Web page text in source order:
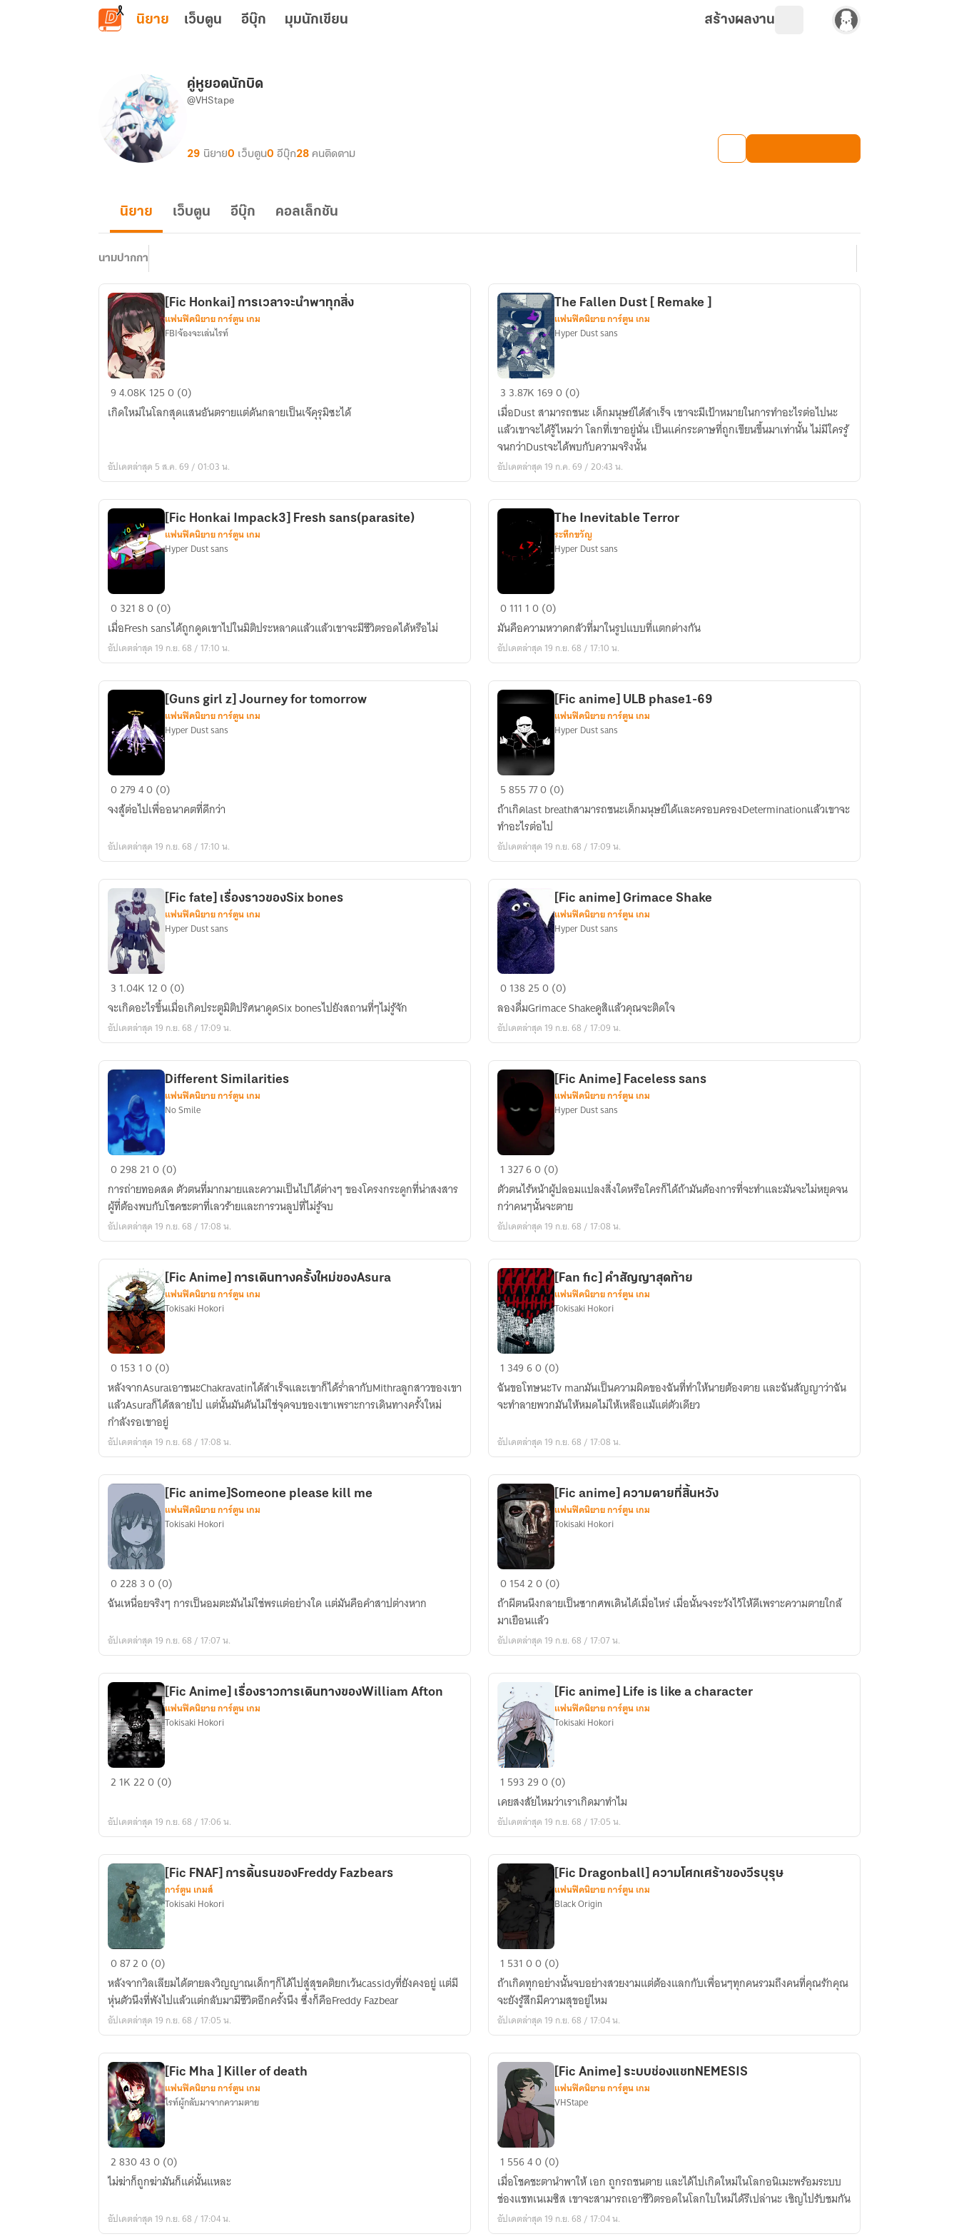
ข้ามไปยังเนื้อหาหลัก
นิยาย เว็บตูน อีบุ๊ก มุมนักเขียน สร้างผลงาน
คู่หูยอดนักบิด
@VHStape
29 นิยาย0 เว็บตูน0 อีบุ๊ก28 คนติดตาม
นิยาย เว็บตูน อีบุ๊ก คอลเล็กชัน
นามปากกา
[Fic
Honkai]
การ
นำพา
สิ่ง
[Fic Honkai] การเวลาจะนำพาทุกสิ่ง
แฟนฟิคนิยาย การ์ตูน เกม
FBIจ้องจะเล่นไรท์
94.08K 1250 (0)
เกิดใหม่ในโลกสุดแสนอันตรายแต่ดันกลายเป็นเจ๊คุรุมิซะได้
อัปเดตล่าสุด 5 ส.ค. 69 / 01:03 น.
The
Fallen
Dust
[
Remake
]
The Fallen Dust [ Remake ]
แฟนฟิคนิยาย การ์ตูน เกม
Hyper Dust sans
3 3.87K 1690 (0)
เมื่อDust สามารถชนะ เด็กมนุษย์ได้สำเร็จ เขาจะมีเป้าหมายในการทำอะไรต่อไปนะ
แล้วเขาจะได้รู้ไหมว่า โลกที่เขาอยู่นั่น เป็นแค่กระดาษที่ถูกเขียนขึ้นมาเท่านั้น ไม่มีใครรู้
จนกว่าDustจะได้พบกับความจริงนั้น
อัปเดตล่าสุด 19 ก.ค. 69 / 20:43 น.
[Fic
Honkai
Impack3]
Fresh
[Fic Honkai Impack3] Fresh sans(parasite)
แฟนฟิคนิยาย การ์ตูน เกม
Hyper Dust sans
032180 (0)
เมื่อFresh sansได้ถูกดูดเขาไปในมิติประหลาดแล้วแล้วเขาจะมีชีวิตรอดได้หรือไม่
อัปเดตล่าสุด 19 ก.ย. 68 / 17:10 น.
The
Inevitable
Terror
The Inevitable Terror
ระทึกขวัญ
Hyper Dust sans
0111 10 (0)
มันคือความหวาดกลัวที่มาในรูปแบบที่แตกต่างกัน
อัปเดตล่าสุด 19 ก.ย. 68 / 17:10 น.
[Guns
girl
z]
for
[Guns girl z] Journey for tomorrow
แฟนฟิคนิยาย การ์ตูน เกม
Hyper Dust sans
027940 (0)
จงสู้ต่อไปเพื่ออนาคตที่ดีกว่า
อัปเดตล่าสุด 19 ก.ย. 68 / 17:10 น.
[Fic
anime]
ULB
phase1-
69
[Fic anime] ULB phase1-69
แฟนฟิคนิยาย การ์ตูน เกม
Hyper Dust sans
5855770 (0)
ถ้าเกิดlast breathสามารถชนะเด็กมนุษย์ได้และครอบครองDeterminationแล้วเขาจะ
ทำอะไรต่อไป
อัปเดตล่าสุด 19 ก.ย. 68 / 17:09 น.
[Fic
fate]
เรื่อง
ราว
bones
[Fic fate] เรื่องราวของSix bones
แฟนฟิคนิยาย การ์ตูน เกม
Hyper Dust sans
3 1.04K 120 (0)
จะเกิดอะไรขึ้นเมื่อเกิดประตูมิติปริศนาดูดSix bonesไปยังสถานที่ๆไม่รู้จัก
อัปเดตล่าสุด 19 ก.ย. 68 / 17:09 น.
[Fic
anime]
Grimace
Shake
[Fic anime] Grimace Shake
แฟนฟิคนิยาย การ์ตูน เกม
Hyper Dust sans
0138250 (0)
ลองดื่มGrimace Shakeดูสิแล้วคุณจะติดใจ
อัปเดตล่าสุด 19 ก.ย. 68 / 17:09 น.
Different
Similarities
Different Similarities
แฟนฟิคนิยาย การ์ตูน เกม
No Smile
0298210 (0)
การถ่ายทอดสด ตัวตนที่มากมายและความเป็นไปได้ต่างๆ ของโครงกระดูกที่น่าสงสาร
ผู้ที่ต้องพบกับโชคชะตาที่เลวร้ายและการวนลูปที่ไม่รู้จบ
อัปเดตล่าสุด 19 ก.ย. 68 / 17:08 น.
[Fic
Anime]
Faceless
sans
[Fic Anime] Faceless sans
แฟนฟิคนิยาย การ์ตูน เกม
Hyper Dust sans
1 32760 (0)
ตัวตนไร้หน้าผู้ปลอมแปลงสิ่งใดหรือใครก็ได้ถ้ามันต้องการที่จะทำและมันจะไม่หยุดจน
กว่าคนๆนั้นจะตาย
อัปเดตล่าสุด 19 ก.ย. 68 / 17:08 น.
[Fic
Anime]
การ
เดิน
ทาง
ครั้ง
ของAsura
[Fic Anime] การเดินทางครั้งใหม่ของAsura
แฟนฟิคนิยาย การ์ตูน เกม
Tokisaki Hokori
0153 10 (0)
หลังจากAsuraเอาชนะChakravatinได้สำเร็จและเขาก็ได้ร่ำลากับMithraลูกสาวของเขา
แล้วAsuraก็ได้สลายไป แต่นั้นมันดันไม่ใช่จุดจบของเขาเพราะการเดินทางครั้งใหม่
กำลังรอเขาอยู่
อัปเดตล่าสุด 19 ก.ย. 68 / 17:08 น.
[Fan
fic]
คำ
สัญญา
[Fan fic] คำสัญญาสุดท้าย
แฟนฟิคนิยาย การ์ตูน เกม
Tokisaki Hokori
1 34960 (0)
ฉันขอโทษนะTv manมันเป็นความผิดของฉันที่ทำให้นายต้องตาย และฉันสัญญาว่าฉัน
จะทำลายพวกมันให้หมดไม่ให้เหลือแม้แต่ตัวเดียว
อัปเดตล่าสุด 19 ก.ย. 68 / 17:08 น.
[Fic
anime]Someone
please
me
[Fic anime]Someone please kill me
แฟนฟิคนิยาย การ์ตูน เกม
Tokisaki Hokori
022830 (0)
ฉันเหนื่อยจริงๆ การเป็นอมตะมันไม่ใช่พรแต่อย่างใด แต่มันคือคำสาปต่างหาก
อัปเดตล่าสุด 19 ก.ย. 68 / 17:07 น.
[Fic
anime]
ความ
ตาย
ที่
[Fic anime] ความตายที่สิ้นหวัง
แฟนฟิคนิยาย การ์ตูน เกม
Tokisaki Hokori
015420 (0)
ถ้าผีตนนึงกลายเป็นซากศพเดินได้เมื่อไหร่ เมื่อนั้นจงระวังไว้ให้ดีเพราะความตายใกล้
มาเยือนแล้ว
อัปเดตล่าสุด 19 ก.ย. 68 / 17:07 น.
[Fic
ราว
เดิน
ทาง
ของWilliam
Afton
[Fic Anime] เรื่องราวการเดินทางของWilliam Afton
แฟนฟิคนิยาย การ์ตูน เกม
Tokisaki Hokori
2 1K220 (0)
อัปเดตล่าสุด 19 ก.ย. 68 / 17:06 น.
[Fic
anime]
Life
is
a
character
[Fic anime] Life is like a character
แฟนฟิคนิยาย การ์ตูน เกม
Tokisaki Hokori
1 593290 (0)
เคยสงสัยไหมว่าเราเกิดมาทำไม
อัปเดตล่าสุด 19 ก.ย. 68 / 17:05 น.
[Fic
FNAF]
การ
ดิ้นรน
ของFreddy
[Fic FNAF] การดิ้นรนของFreddy Fazbears
การ์ตูน เกมส์
Tokisaki Hokori
08720 (0)
หลังจากวิลเลียมได้ตายลงวิญญาณเด็กๆก็ได้ไปสู่สุขคติยกเว้นcassidyที่ยังคงอยู่ แต่มี
หุ่นตัวนึงที่พังไปแล้วแต่กลับมามีชีวิตอีกครั้งนึง ซึ่งก็คือFreddy Fazbear
อัปเดตล่าสุด 19 ก.ย. 68 / 17:05 น.
[Fic
Dragonball]
ความ
โศก
เศร้า
วีรบุรุษ
[Fic Dragonball] ความโศกเศร้าของวีรบุรุษ
แฟนฟิคนิยาย การ์ตูน เกม
Black Origin
1 53100 (0)
ถ้าเกิดทุกอย่างนั้นจบอย่างสวยงามแต่ต้องแลกกับเพื่อนๆทุกคนรวมถึงคนที่คุณรักคุณ
จะยังรู้สึกมีความสุขอยู่ไหม
อัปเดตล่าสุด 19 ก.ย. 68 / 17:04 น.
[Fic
Mha
]
of
[Fic Mha ] Killer of death
แฟนฟิคนิยาย การ์ตูน เกม
ไรท์ผู้กลับมาจากความตาย
2830430 (0)
ไม่ฆ่าก็ถูกฆ่ามันก็แค่นั้นแหละ
อัปเดตล่าสุด 19 ก.ย. 68 / 17:04 น.
[Fic
Anime]
ระบบ
ช่อง
แชทNEMESIS
[Fic Anime] ระบบช่องแชทNEMESIS
แฟนฟิคนิยาย การ์ตูน เกม
VHStape
1 55640 (0)
เมื่อโชคชะตานำพาให้ เอก ถูกรถชนตาย และได้ไปเกิดใหม่ในโลกอนิเมะพร้อมระบบ
ช่องแชทเนเมซิส เขาจะสามารถเอาชีวิตรอดในโลกใบใหม่ได้รึเปล่านะ เชิญไปรับชมกัน
อัปเดตล่าสุด 19 ก.ย. 68 / 17:04 น.